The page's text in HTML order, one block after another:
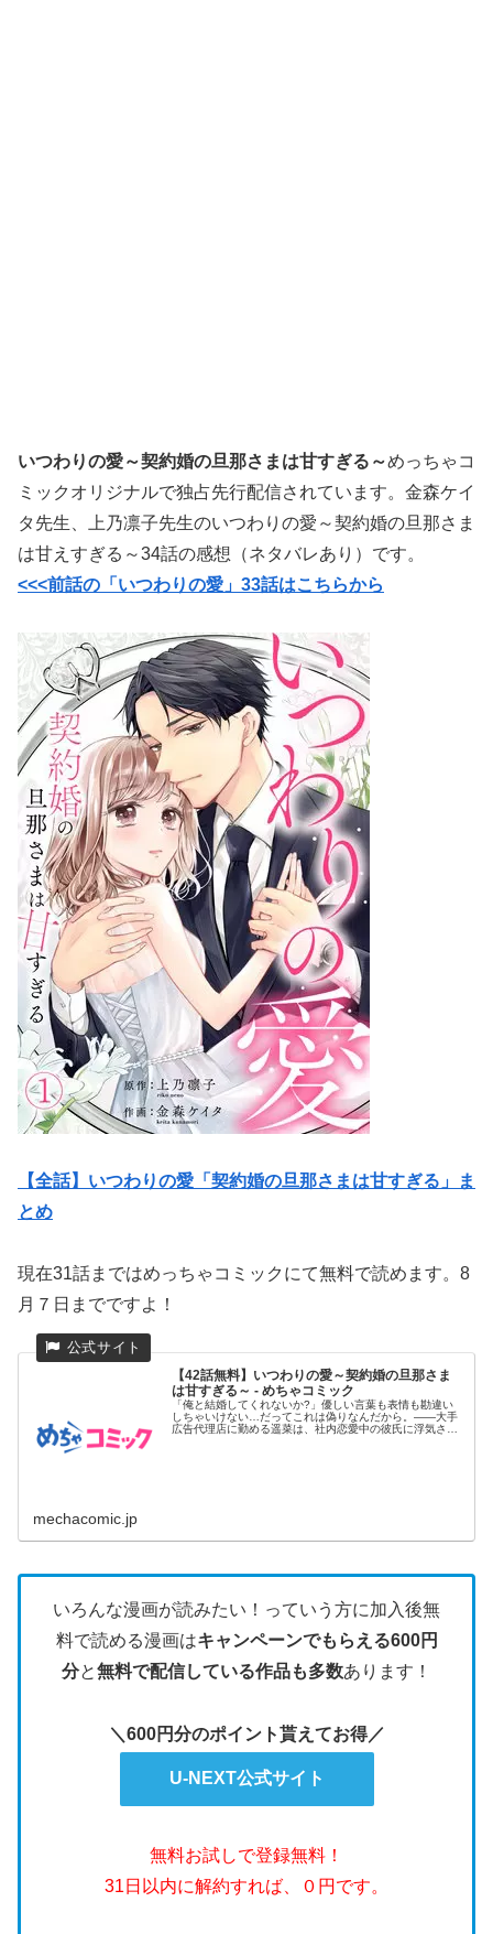
いつわりの愛～契約婚の旦那さまは甘すぎる～めっちゃコ
ミックオリジナルで独占先行配信されています。金森ケイ
タ先生、上乃凛子先生のいつわりの愛～契約婚の旦那さま
は甘えすぎる～34話の感想（ネタバレあり）です。
<<<前話の「いつわりの愛」33話はこちらから
【全話】いつわりの愛「契約婚の旦那さまは甘すぎる」ま
とめ
現在31話まではめっちゃコミックにて無料で読めます。8
月７日までですよ！
【42話無料】いつわりの愛～契約婚の旦那さま
は甘すぎる～ - めちゃコミック
「俺と結婚してくれないか?」優しい言葉も表情も勘違い
しちゃいけない…だってこれは偽りなんだから。――大手
広告代理店に勤める遥菜は、社内恋愛中の彼氏に浮気さ
mechacomic.jp
いろんな漫画が読みたい！っていう方に加入後無
料で読める漫画はキャンペーンでもらえる600円
分と無料で配信している作品も多数あります！
＼600円分のポイント貰えてお得／
U-NEXT公式サイト
無料お試しで登録無料！
31日以内に解約すれば、０円です。